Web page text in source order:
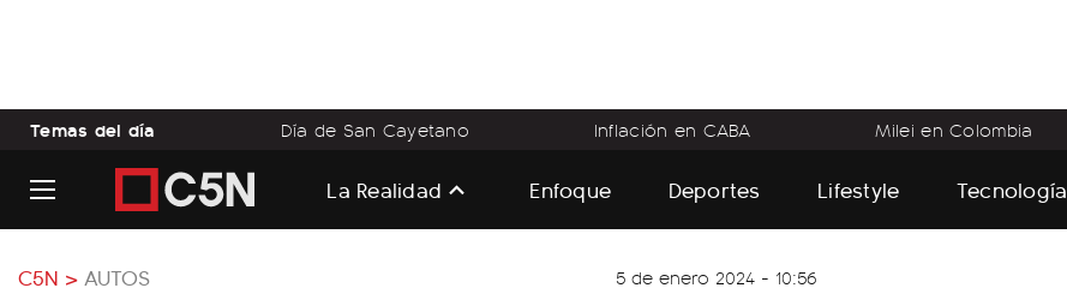
Temas del día Día de San Cayetano Inflación en CABA Milei en Colombia
La Realidad Enfoque Deportes Lifestyle Tecnología
C5N > AUTOS 5 de enero 2024 - 10:56